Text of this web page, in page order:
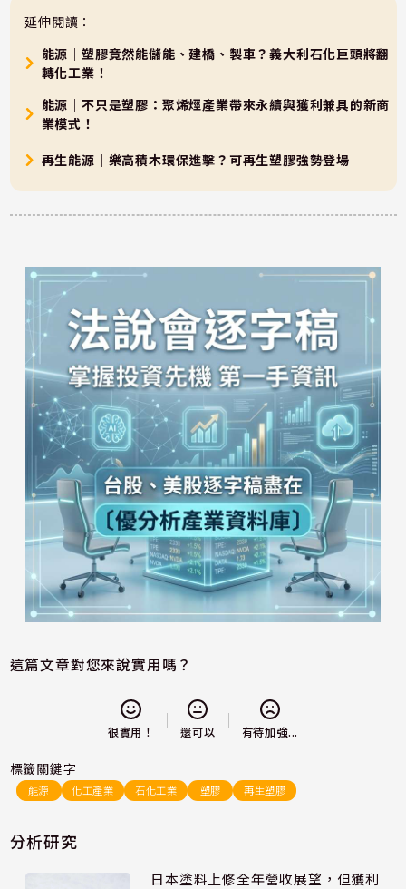
延伸閱讀：
能源｜塑膠竟然能儲能、建橋、製車？義大利石化巨頭將翻
轉化工業！
能源｜不只是塑膠：聚烯烴產業帶來永續與獲利兼具的新商
業模式！
再生能源｜樂高積木環保進擊？可再生塑膠強勢登場
這篇文章對您來說實用嗎？
很實用！ 還可以 有待加強...
標籤關鍵字
能源 化工產業 石化工業 塑膠 再生塑膠
分析研究
日本塗料上修全年營收展望，但獲利